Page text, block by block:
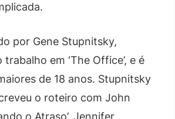
por Gene Stupnitsky,
em ‘The Office’, e é
de 18 anos. Stupnitsky
o roteiro com John
o Atraso’. Jennifer